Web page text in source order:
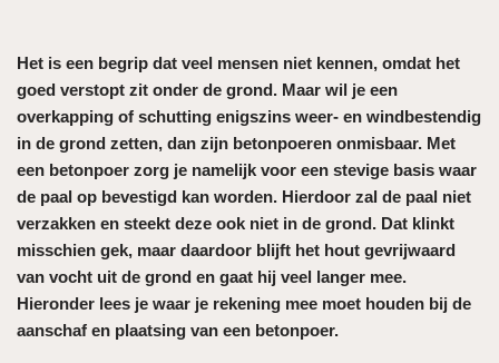
Het is een begrip dat veel mensen niet kennen, omdat het
goed verstopt zit onder de grond. Maar wil je een
overkapping of schutting enigszins weer- en windbestendig
in de grond zetten, dan zijn betonpoeren onmisbaar. Met
een betonpoer zorg je namelijk voor een stevige basis waar
de paal op bevestigd kan worden. Hierdoor zal de paal niet
verzakken en steekt deze ook niet in de grond. Dat klinkt
misschien gek, maar daardoor blijft het hout gevrijwaard
van vocht uit de grond en gaat hij veel langer mee.
Hieronder lees je waar je rekening mee moet houden bij de
aanschaf en plaatsing van een betonpoer.